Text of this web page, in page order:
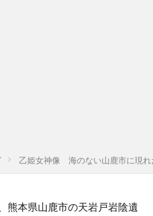
乙姫女神像 海のない山鹿市に現れ
熊本県山鹿市の天岩戸岩陰遺